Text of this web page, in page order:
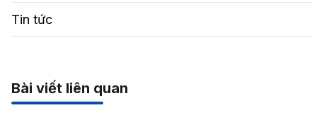
Tin tức
Bài viết liên quan